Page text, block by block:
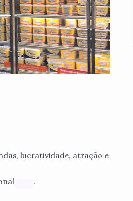
lucratividade, atração e
.